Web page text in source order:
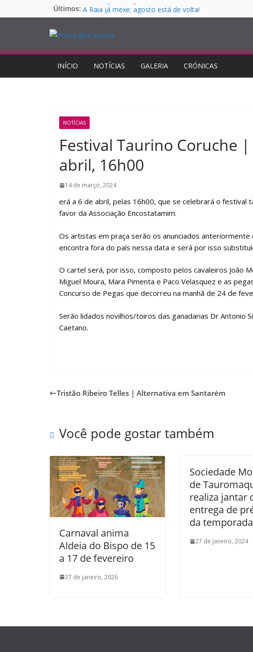
para
Últimos:
Em imagens: segunda corrida da Feira Taurina de Abiul
A Raia já mexe: agosto está de volta!
Moura Caetano e Emiliano Gamero
Monforte recebe grande corrida de toiros a 14 de
INÍCIO
NOTÍCIAS GALERIA CRÓNICAS
NOTÍCIAS
Festival Taurino Coruche
abril, 16h00
14 de março, 2024
erá a 6 de abril, pelas 16h00, que se celebrará o festival
favor da Associação Encostatamim.
Os artistas em praça serão os anunciados anteriormente
encontra fora do país nessa data e será por isso
O cartel será, por isso, composto pelos cavaleiros João
Miguel Moura, Mara Pimenta e Paco Velasquez e as
Concurso de Pegas que decorreu na manhã de 24 de
Serão lidados novilhos/toiros das ganadarias Dr Antonio
Caetano.
Tristão Ribeiro Telles | Alternativa em Santarém
Você pode gostar também
Carnaval anima
Aldeia do Bispo de 15
a 17 de fevereiro
27 de janeiro, 2026
Sociedade
de
realiza jantar
entrega de
da
27 de janeiro, 2024